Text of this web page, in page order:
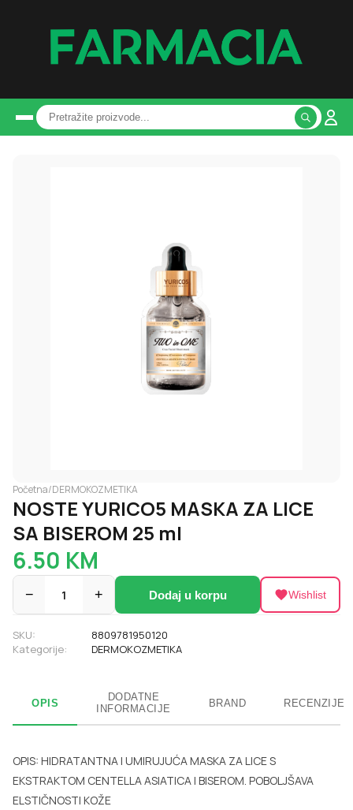
Početna/DERMOKOZMETIKA
NOSTE YURICO5 MASKA ZA LICE
SA BISEROM 25 ml
6.50 KM
− 1 + Dodaj u korpu Wishlist
SKU:
8809781950120
Kategorije:
DERMOKOZMETIKA
OPIS
DODATNE
INFORMACIJE
BRAND RECENZIJE
OPIS: HIDRATANTNA I UMIRUJUĆA MASKA ZA LICE S
EKSTRAKTOM CENTELLA ASIATICA I BISEROM. POBOLJŠAVA
ELSTIČNOSTI KOŽE